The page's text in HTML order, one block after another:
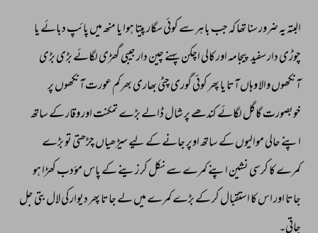
البتہ یہ ضرور سنا تھا کہ جب باہر سے کوئی سگار پیتا ہوا یا منھ میں پائپ دبائے یا
چوڑی دار سفید پیجامہ اور کالی اچکن پہنے چین دار جیبی گھڑی لگائے بڑی بڑی
آنکھوں والا وہاں آتا یا پھر کوئی گوری چٹی بھاری بھرکم عورت آنکھوں پر
خوبصورت گاگل لگائے کندھے پر شال ڈالے بڑے تمکنت اور وقار کے ساتھ
اپنے حالی موالیوں کے ساتھ اوپر جانے کے لیے سیڑھیاں چڑھتی تو بڑے
کمرے کا کرسی نشین اپنے کمرے سے نکل کر زینے کے پاس مؤدب کھڑا ہو
جاتا اور اس کا استقبال کر کے بڑے کمرے میں لے جاتا پھر دیوار کی لال بتی جل